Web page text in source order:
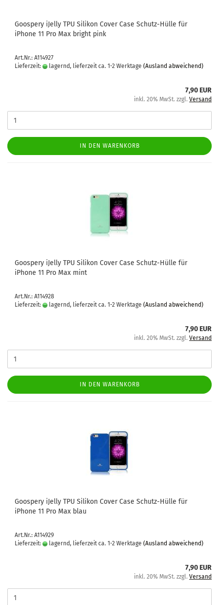
Goo­spe­ry iJel­ly TPU Si­li­kon Cover Case Schutz-​​Hülle für
iPho­ne 11 Pro Max bright pink
Art.Nr.: A114927
Lieferzeit:
lagernd, lieferzeit ca. 1-2 Werktage (Ausland abweichend)
7,90 EUR
inkl. 20% MwSt. zzgl. Versand
IN DEN WARENKORB
Goo­spe­ry iJel­ly TPU Si­li­kon Cover Case Schutz-​​Hülle für
iPho­ne 11 Pro Max mint
Art.Nr.: A114928
Lieferzeit:
lagernd, lieferzeit ca. 1-2 Werktage (Ausland abweichend)
7,90 EUR
inkl. 20% MwSt. zzgl. Versand
IN DEN WARENKORB
Goo­spe­ry iJel­ly TPU Si­li­kon Cover Case Schutz-​​Hülle für
iPho­ne 11 Pro Max blau
Art.Nr.: A114929
Lieferzeit:
lagernd, lieferzeit ca. 1-2 Werktage (Ausland abweichend)
7,90 EUR
inkl. 20% MwSt. zzgl. Versand